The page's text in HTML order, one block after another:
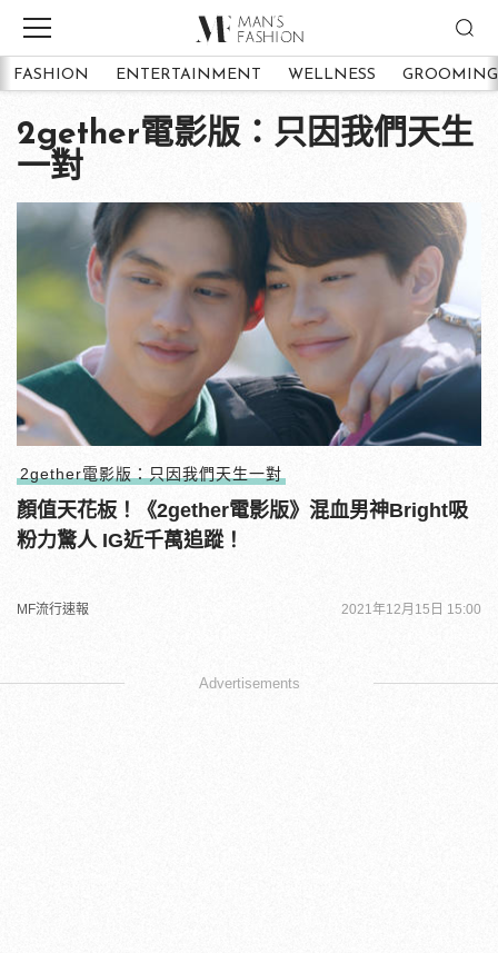
FASHION ENTERTAINMENT WELLNESS GROOMING
2gether電影版：只因我們天生
一對
2gether電影版：只因我們天生一對
顏值天花板！《2gether電影版》混血男神Bright吸
粉力驚人 IG近千萬追蹤！
MF流行速報 2021年12月15日 15:00
Advertisements